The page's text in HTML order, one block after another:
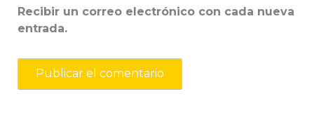
Recibir un correo electrónico con cada nueva
entrada.